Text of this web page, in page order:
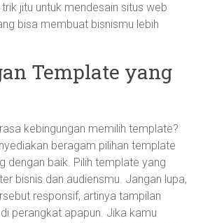
jitu untuk mendesain situs web
bisa membuat bisnismu lebih
Template yang
kebingungan memilih template?
beragam pilihan template
dengan baik. Pilih template yang
bisnis dan audiensmu. Jangan lupa,
responsif, artinya tampilan
perangkat apapun. Jika kamu